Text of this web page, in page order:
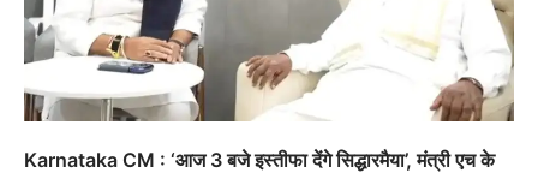
Karnataka CM : ‘आज 3 बजे इस्तीफा देंगे सिद्धारमैया’, मंत्री एच के